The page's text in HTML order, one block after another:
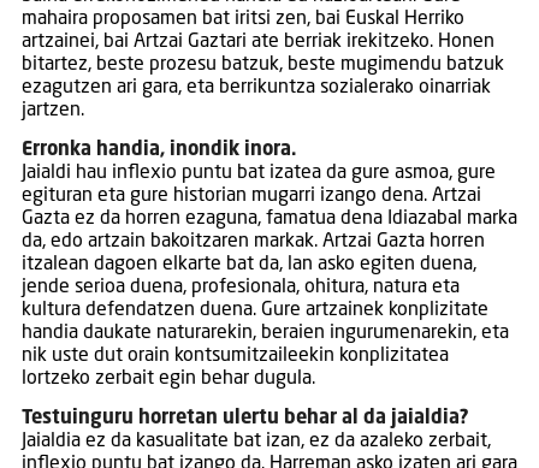
mahaira proposamen bat iritsi zen, bai Euskal Herriko
artzainei, bai Artzai Gaztari ate berriak irekitzeko. Honen
bitartez, beste prozesu batzuk, beste mugimendu batzuk
ezagutzen ari gara, eta berrikuntza sozialerako oinarriak
jartzen.
Erronka handia, inondik inora.
Jaialdi hau inflexio puntu bat izatea da gure asmoa, gure
egituran eta gure historian mugarri izango dena. Artzai
Gazta ez da horren ezaguna, famatua dena Idiazabal marka
da, edo artzain bakoitzaren markak. Artzai Gazta horren
itzalean dagoen elkarte bat da, lan asko egiten duena,
jende serioa duena, profesionala, ohitura, natura eta
kultura defendatzen duena. Gure artzainek konplizitate
handia daukate naturarekin, beraien ingurumenarekin, eta
nik uste dut orain kontsumitzaileekin konplizitatea
lortzeko zerbait egin behar dugula.
Testuinguru horretan ulertu behar al da jaialdia?
Jaialdia ez da kasualitate bat izan, ez da azaleko zerbait,